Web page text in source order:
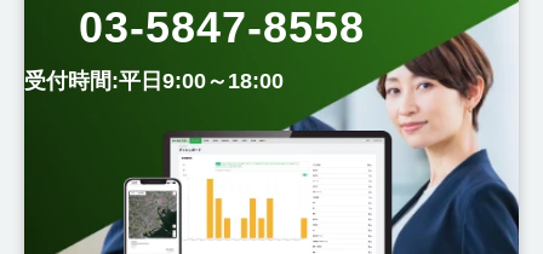
03-5847-8558
受付時間:平日9:00～18:00